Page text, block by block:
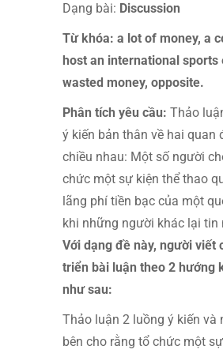
Dạng bài: Discussion
Từ khóa: a lot of money, a
host an international sports
wasted money, opposite.
Phân tích yêu cầu: Thảo
ý kiến bản thân về hai quan
chiều nhau: Một số người
chức một sự kiện thể thao
lãng phí tiền bạc của một
khi những người khác lại tin
Với dạng đề này, người viết
triển bài luận theo 2 hướng
như sau:
Thảo luận 2 luồng ý kiến và
bên cho rằng tổ chức một